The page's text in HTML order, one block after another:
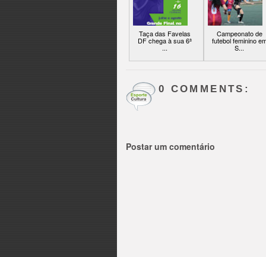
Taça das Favelas
DF chega à sua 6ª
...
Campeonato de
futebol feminino
S...
0 COMMENTS:
Postar um comentário